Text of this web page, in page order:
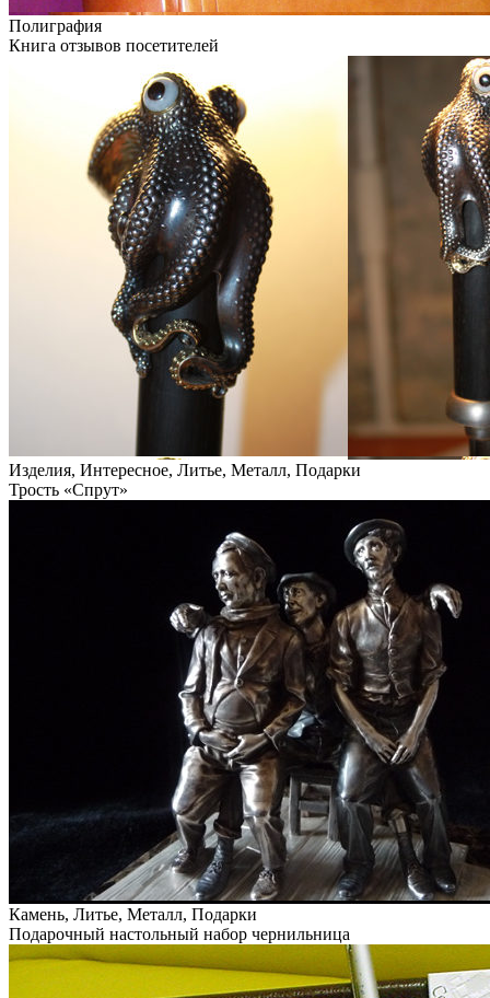
Полиграфия
Книга отзывов посетителей
Изделия, Интересное, Литье, Металл, Подарки
Трость «Спрут»
Камень, Литье, Металл, Подарки
Подарочный настольный набор чернильница